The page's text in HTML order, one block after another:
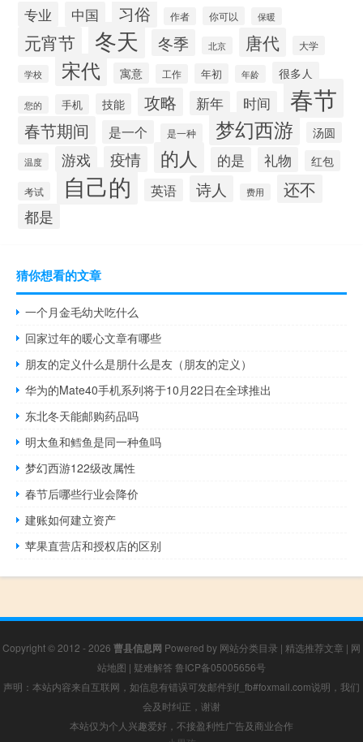
专业 中国 习俗 作者 你可以 保暖
元宵节 冬天 冬季 北京 唐代 大学
学校 宋代 寓意 工作 年初 年龄 很多人
您的 手机 技能 攻略 新年 时间 春节
春节期间 是一个 是一种 梦幻西游 汤圆
温度 游戏 疫情 的人 的是 礼物 红包
考试 自己的 英语 诗人 费用 还不
都是
猜你想看的文章
一个月金毛幼犬吃什么
回家过年的暖心文章有哪些
朋友的定义什么是朋什么是友（朋友的定义）
华为的Mate40手机系列将于10月22日在全球推出
东北冬天能邮购药品吗
明太鱼和鳕鱼是同一种鱼吗
梦幻西游122级改属性
春节后哪些行业会降价
建账如何建立资产
苹果直营店和授权店的区别
Copyright © 2012 - 2026 曹县信息网 Powered by 网站分类目录 | 精选推荐文章 | 网
站地图 | 疑难解答 鲁ICP备05005656号
声明：本站内容来自互联网，如信息有错误可发邮件到f_fb#foxmail.com说明，我们
会及时纠正，谢谢
本站仅为个人兴趣爱好，不接盈利性广告及商业合作